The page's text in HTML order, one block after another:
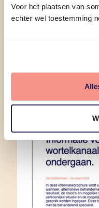
Voor het plaatsen van
echter wel toestemming